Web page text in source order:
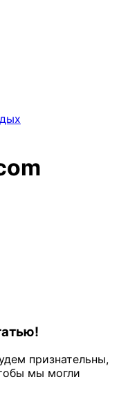
признательны,
мы могли